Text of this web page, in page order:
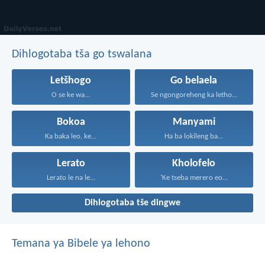
Dihlogotaba tša go tswalana
Letšhogo
O se ke wa...
Go belaela
Se ngongoreheng ka letho...
Bokoa
Ka baka leo, ke...
Manyami
Ha ba lokileng ba...
Lerato
Lerato le na le...
Kholofelo
‘Ke tseba merero eo...
Dihlogotaba tše dingwe
Temana ya Bibele ya lehono